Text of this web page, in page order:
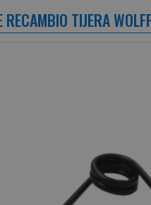
RECAMBIO TIJERA